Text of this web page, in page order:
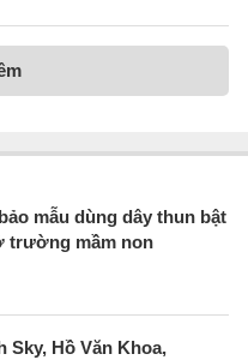
mẫu dùng dây thun bật
trường mầm non
Sky, Hồ Văn Khoa,